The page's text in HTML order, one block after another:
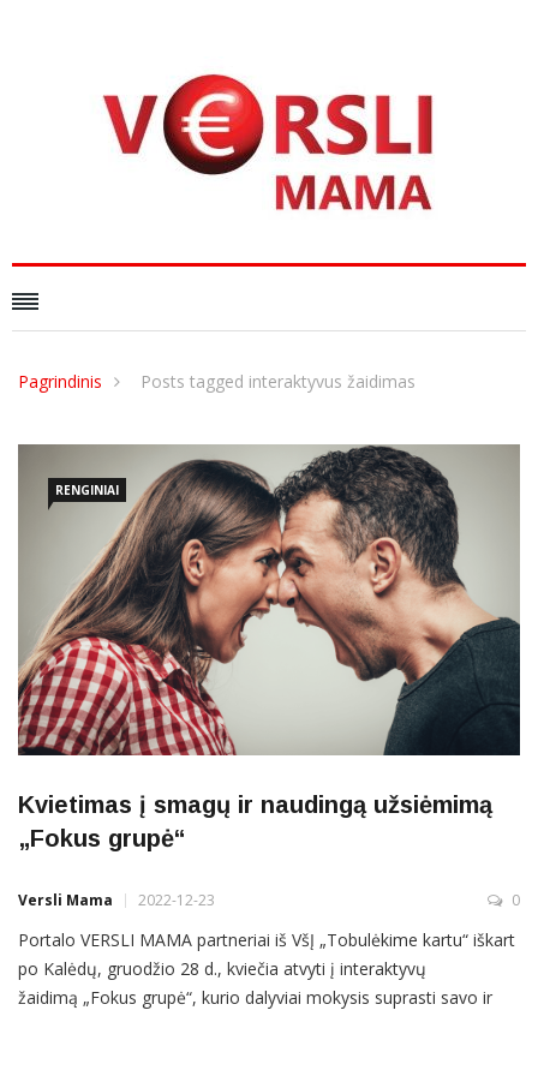
Pagrindinis Posts tagged interaktyvus žaidimas
RENGINIAI
Kvietimas į smagų ir naudingą užsiėmimą
„Fokus grupė“
Versli Mama 2022-12-23 0
Portalo VERSLI MAMA partneriai iš VšĮ „Tobulėkime kartu“ iškart
po Kalėdų, gruodžio 28 d., kviečia atvyti į interaktyvų
žaidimą „Fokus grupė“, kurio dalyviai mokysis suprasti savo ir